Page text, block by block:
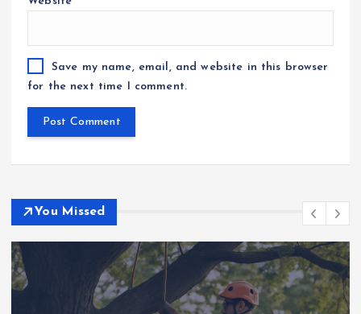
Save my name, email, and website in this browser
for the next time I comment.
You Missed